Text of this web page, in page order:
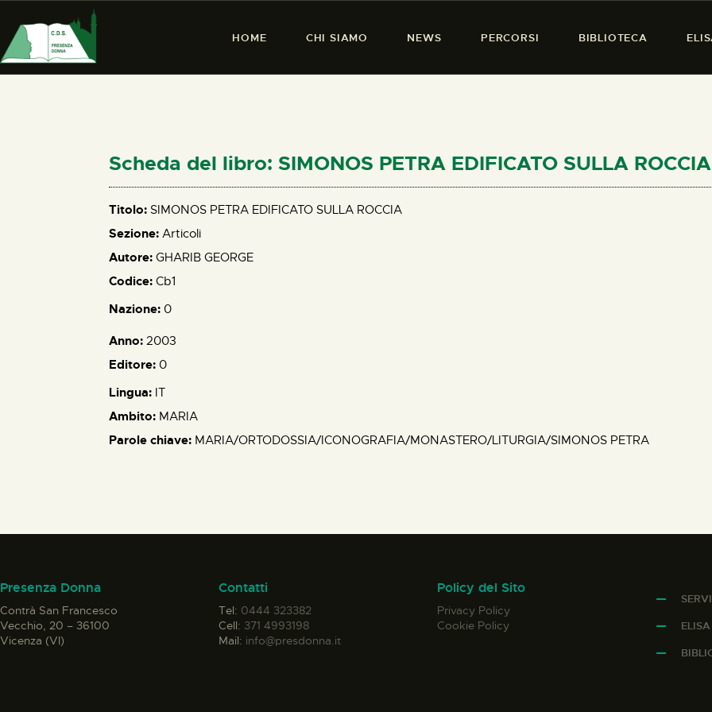
HOME CHI SIAMO NEWS PERCORSI BIBLIOTECA
PRESENZA DONNA
PERCORSI
BIBLIOTECA
Scheda del libro: SIMONOS PETRA EDIFICATO SULLA ROCCIA
Titolo: SIMONOS PETRA EDIFICATO SULLA ROCCIA
Sezione: Articoli
Autore: GHARIB GEORGE
Codice: Cb1
Nazione: 0
Anno: 2003
Editore: 0
Lingua: IT
Ambito: MARIA
Parole chiave: MARIA/ORTODOSSIA/ICONOGRAFIA/MONASTERO/LITURGIA/SIMONOS PETRA
Presenza Donna
Contrà San Francesco
Vecchio, 20 – 36100
Vicenza (VI)
Contatti
Tel: 0444 323382
Cell: 371 4993198
Mail: info@presdonna.it
Policy del Sito
Privacy Policy
Cookie Policy